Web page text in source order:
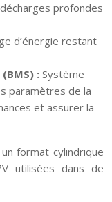
profondes
d’énergie restant
: Système
paramètres de la
et assurer la
format cylindrique
utilisées dans de